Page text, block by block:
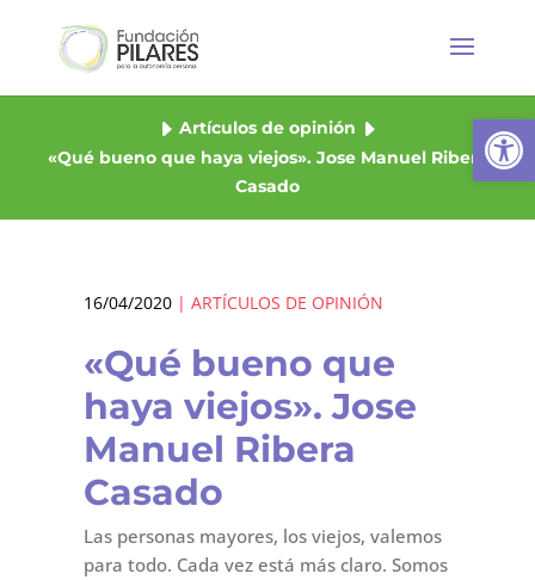
Artículos de opinión
«Qué bueno que haya viejos». Jose Manuel Ribera
Casado
16/04/2020| ARTÍCULOS DE OPINIÓN
«Qué bueno que
haya viejos». Jose
Manuel Ribera
Casado
Las personas mayores, los viejos, valemos
para todo. Cada vez está más claro. Somos